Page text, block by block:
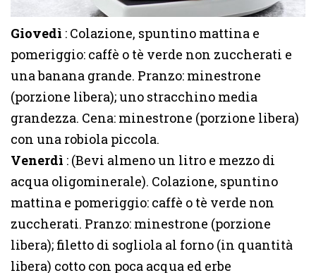
Giovedì : Colazione, spuntino mattina e
pomeriggio: caffè o tè verde non zuccherati e
una banana grande. Pranzo: minestrone
(porzione libera); uno stracchino media
grandezza. Cena: minestrone (porzione libera)
con una robiola piccola.
Venerdì : (Bevi almeno un litro e mezzo di
acqua oligominerale). Colazione, spuntino
mattina e pomeriggio: caffè o tè verde non
zuccherati. Pranzo: minestrone (porzione
libera); filetto di sogliola al forno (in quantità
libera) cotto con poca acqua ed erbe